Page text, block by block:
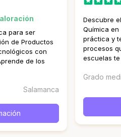
para ser
de Productos
con
de los
Salamanca
Descubre
Química en
práctica y
procesos
escuelas
Grado